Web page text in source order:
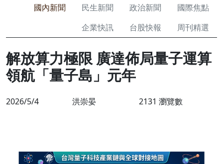
國內新聞 民生新聞 政治新聞
國際焦點
企業快訊
台股快報 周刊精選
解放算力極限 廣達佈局量子運算
領航「量子島」元年
2026/5/4 洪崇晏 2131 瀏覽數